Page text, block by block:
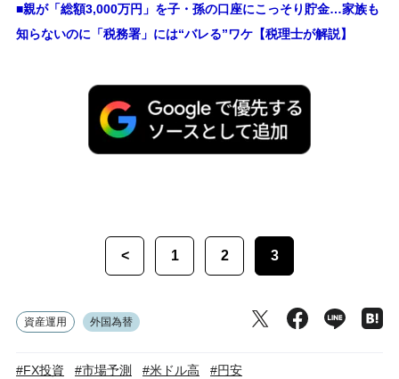
■親が「総額3,000万円」を子・孫の口座にこっそり貯金…家族も
知らないのに「税務署」には“バレる”ワケ【税理士が解説】
< 1 2 3
資産運用 外国為替
#FX投資 #市場予測 #米ドル高 #円安